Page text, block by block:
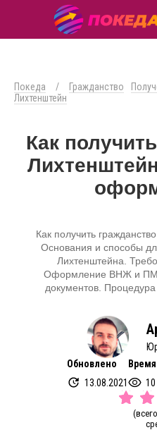
Покеда / Гражданство
Лихтенштейн
Как
Как получить
Основания и способы
Лихтенштейна.
Оформление ВНЖ и
документов. Процедура
Обновлено
13.08.2021
10